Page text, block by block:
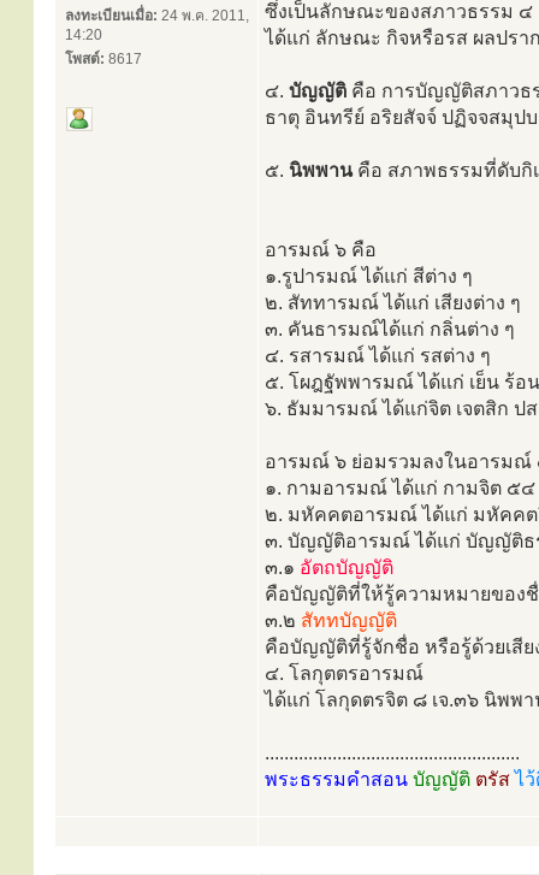
ลงทะเบียนเมื่อ: 24 พ.ค. 2011,
14:20
โพสต์: 8617
ซึ่งเป็นลักษณะของสภาวธรรม ๔
ได้แก่ ลักษณะ กิจหรือรส ผลปรา
๔. บัญญัติ คือ การบัญญัติสภาวธ
ธาตุ อินทรีย์ อริยสัจจ์ ปฏิจจสมุป
๕. นิพพานคือ สภาพธรรมที่ดับกิ
อารมณ์ ๖ คือ
๑.รูปารมณ์ ได้แก่ สีต่าง ๆ
๒. สัททารมณ์ ได้แก่ เสียงต่าง ๆ
๓. คันธารมณ์ได้แก่ กลิ่นต่าง ๆ
๔. รสารมณ์ ได้แก่ รสต่าง ๆ
๕. โผฎฐัพพารมณ์ ได้แก่ เย็น ร้อ
๖. ธัมมารมณ์ ได้แก่จิต เจตสิก
อารมณ์ ๖ ย่อมรวมลงในอารมณ์
๑. กามอารมณ์ ได้แก่ กามจิต ๕๔
๒. มหัคคตอารมณ์ ได้แก่ มหัคคต
๓. บัญญัติอารมณ์ ได้แก่ บัญญัติธ
๓.๑ อัตถบัญญัติ
คือบัญญัติที่ให้รู้ความหมายของ
๓.๒ สัททบัญญัติ
คือบัญญัติที่รู้จักชื่อ หรือรู้ด้วยเสีย
๔. โลกุตตรอารมณ์
ได้แก่ โลกุดตรจิต ๘ เจ.๓๖ นิพพ
.....................................................
พระธรรมคำสอน บัญญัติ ตรัสไ